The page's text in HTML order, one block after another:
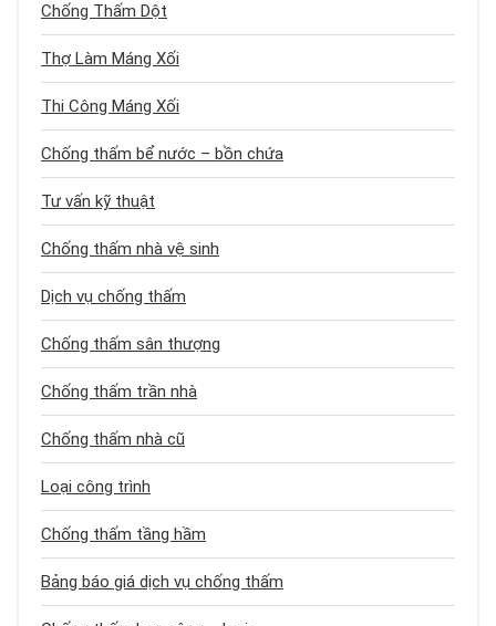
Chống Thấm Dột
Thợ Làm Máng Xối
Thi Công Máng Xối
Chống thấm bể nước – bồn chứa
Tư vấn kỹ thuật
Chống thấm nhà vệ sinh
Dịch vụ chống thấm
Chống thấm sân thượng
Chống thấm trần nhà
Chống thấm nhà cũ
Loại công trình
Chống thấm tầng hầm
Bảng báo giá dịch vụ chống thấm